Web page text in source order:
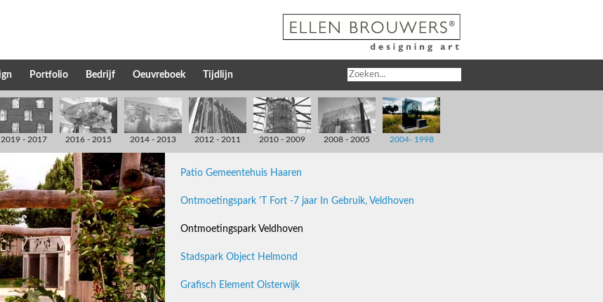
Portfolio Bedrijf Oeuvreboek Tijdlijn
2019 - 2017 2016 - 2015 2014 - 2013 2012 - 2011 2010 - 2009 2008 - 2005 2004- 1998
Patio Gemeentehuis Haaren
Ontmoetingspark 'T Fort -7 jaar In Gebruik, Veldhoven
Ontmoetingspark Veldhoven
Stadspark Object Helmond
Grafisch Element Oisterwijk